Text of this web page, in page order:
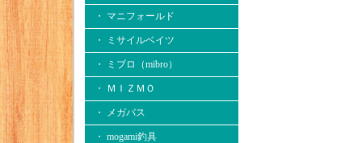
・ マニフォールド
・ ミサイルベイツ
・ ミブロ（mibro）
・ ＭＩＺＭＯ
・ メガバス
・ mogami釣具